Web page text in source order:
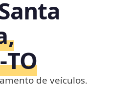
de veículos.